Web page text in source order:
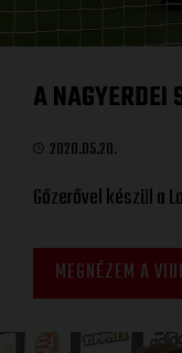
A NAGYERDEI
2020.05.20.
Gőzerővel készül a
MEGNÉZEM A